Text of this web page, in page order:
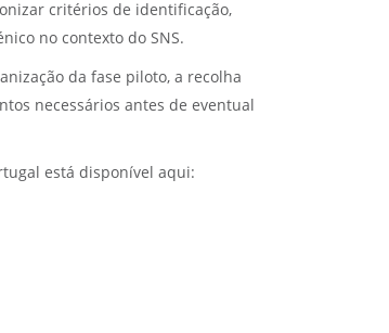
critérios de identificação,
no contexto do SNS.
da fase piloto, a recolha
necessários antes de eventual
está disponível aqui: